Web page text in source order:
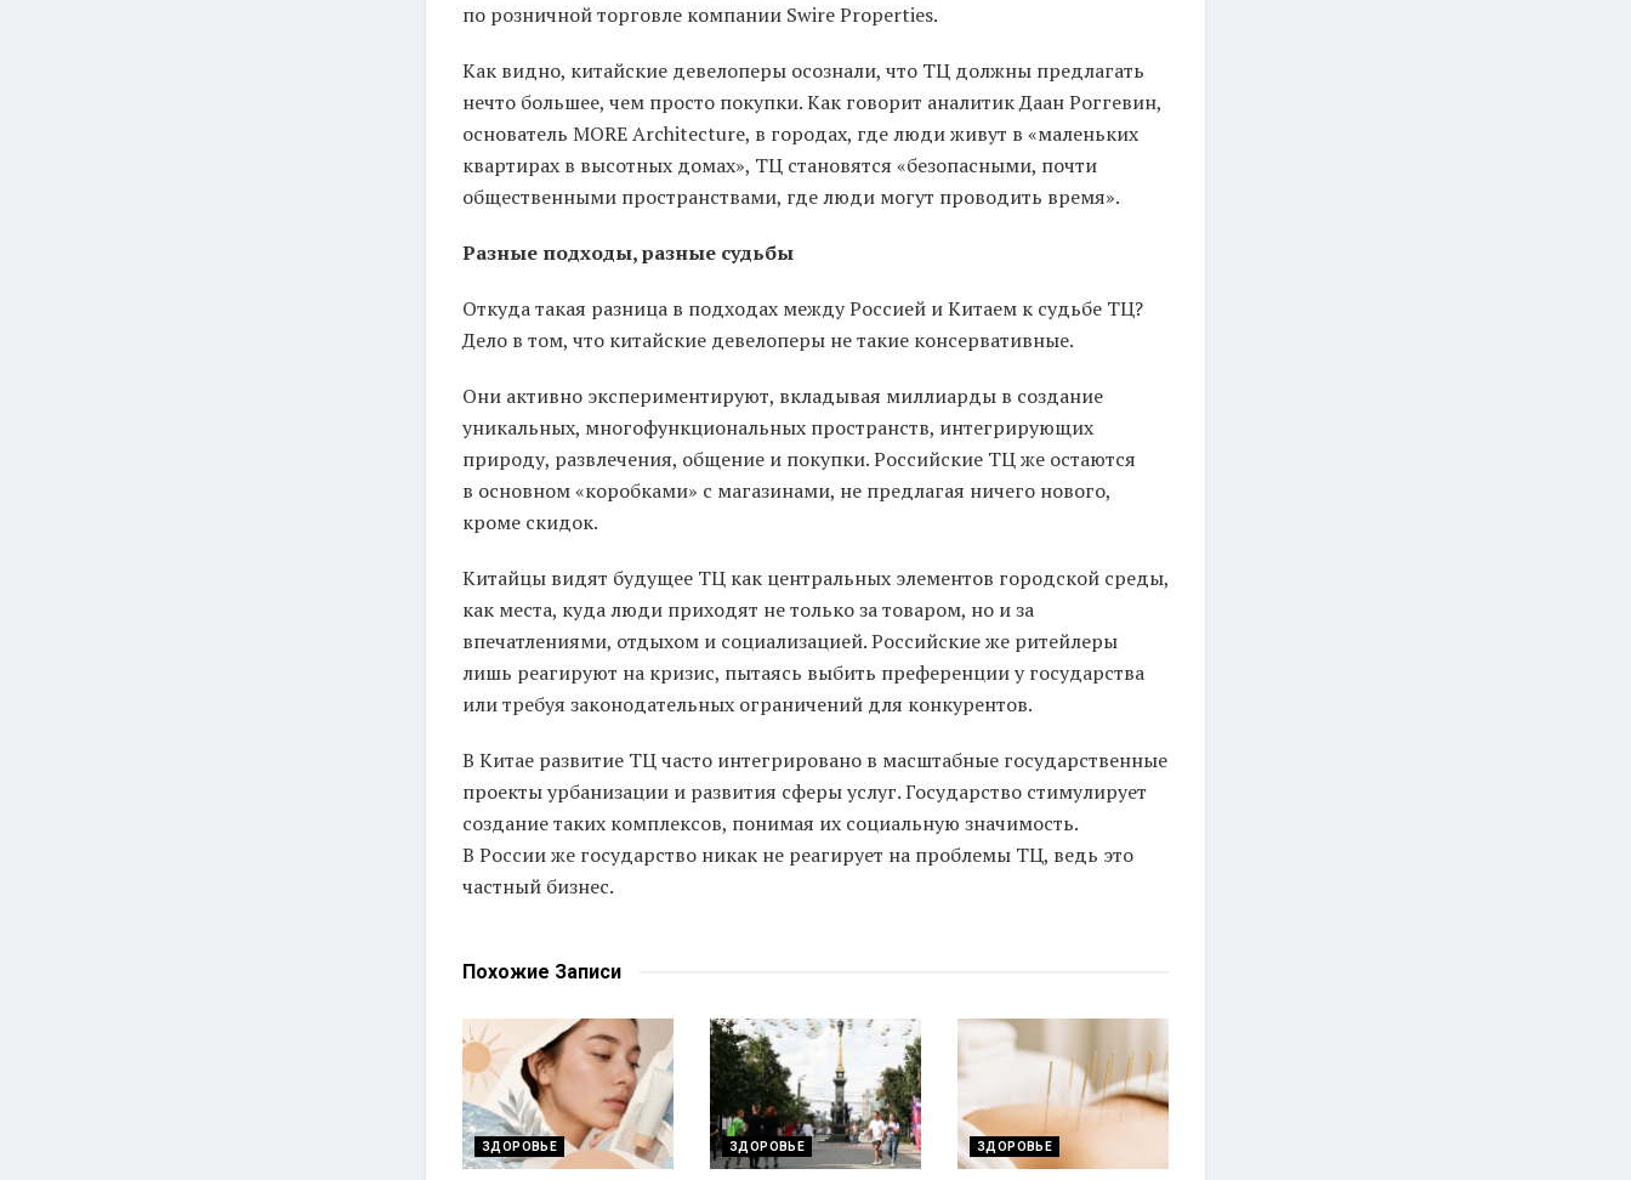
по розничной торговле компании Swire Properties.
Как видно, китайские девелоперы осознали, что ТЦ должны предлагать
нечто большее, чем просто покупки. Как говорит аналитик Даан Роггевин,
основатель MORE Architecture, в городах, где люди живут в «маленьких
квартирах в высотных домах», ТЦ становятся «безопасными, почти
общественными пространствами, где люди могут проводить время».
Разные подходы, разные судьбы
Откуда такая разница в подходах между Россией и Китаем к судьбе ТЦ?
Дело в том, что китайские девелоперы не такие консервативные.
Они активно экспериментируют, вкладывая миллиарды в создание
уникальных, многофункциональных пространств, интегрирующих
природу, развлечения, общение и покупки. Российские ТЦ же остаются
в основном «коробками» с магазинами, не предлагая ничего нового,
кроме скидок.
Китайцы видят будущее ТЦ как центральных элементов городской среды,
как места, куда люди приходят не только за товаром, но и за
впечатлениями, отдыхом и социализацией. Российские же ритейлеры
лишь реагируют на кризис, пытаясь выбить преференции у государства
или требуя законодательных ограничений для конкурентов.
В Китае развитие ТЦ часто интегрировано в масштабные государственные
проекты урбанизации и развития сферы услуг. Государство стимулирует
создание таких комплексов, понимая их социальную значимость.
В России же государство никак не реагирует на проблемы ТЦ, ведь это
частный бизнес.
Похожие Записи
ЗДОРОВЬЕ ЗДОРОВЬЕ ЗДОРОВЬЕ